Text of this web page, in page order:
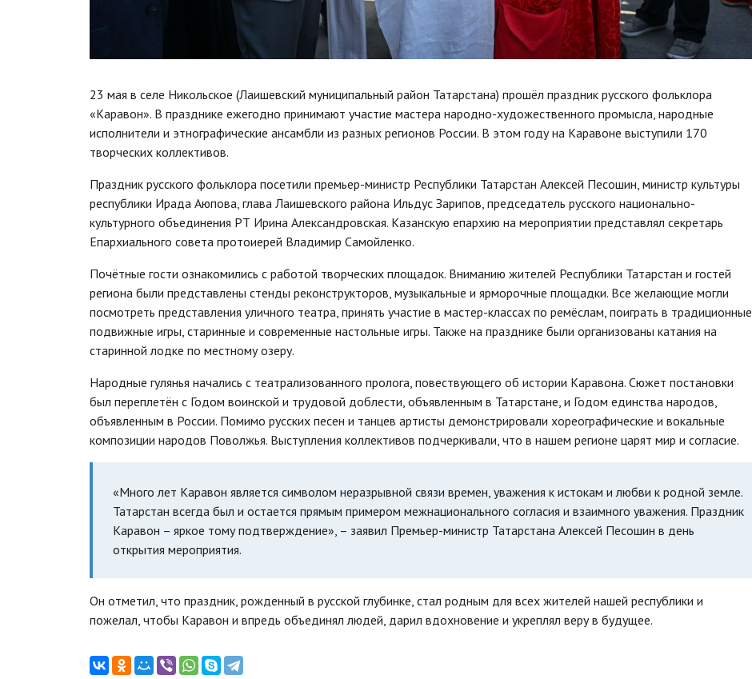
23 мая в селе Никольское (Лаишевский муниципальный район Татарстана) прошёл праздник русского фольклора
«Каравон». В празднике ежегодно принимают участие мастера народно-художественного промысла, народные
исполнители и этнографические ансамбли из разных регионов России. В этом году на Каравоне выступили 170
творческих коллективов.
Праздник русского фольклора посетили премьер-министр Республики Татарстан Алексей Песошин, министр культуры
республики Ирада Аюпова, глава Лаишевского района Ильдус Зарипов, председатель русского национально-
культурного объединения РТ Ирина Александровская. Казанскую епархию на мероприятии представлял секретарь
Епархиального совета протоиерей Владимир Самойленко.
Почётные гости ознакомились с работой творческих площадок. Вниманию жителей Республики Татарстан и гостей
региона были представлены стенды реконструкторов, музыкальные и ярморочные площадки. Все желающие могли
посмотреть представления уличного театра, принять участие в мастер-классах по ремёслам, поиграть в традиционные
подвижные игры, старинные и современные настольные игры. Также на празднике были организованы катания на
старинной лодке по местному озеру.
Народные гулянья начались с театрализованного пролога, повествующего об истории Каравона. Сюжет постановки
был переплетён с Годом воинской и трудовой доблести, объявленным в Татарстане, и Годом единства народов,
объявленным в России. Помимо русских песен и танцев артисты демонстрировали хореографические и вокальные
композиции народов Поволжья. Выступления коллективов подчеркивали, что в нашем регионе царят мир и согласие.
«Много лет Каравон является символом неразрывной связи времен, уважения к истокам и любви к родной земле.
Татарстан всегда был и остается прямым примером межнационального согласия и взаимного уважения. Праздник
Каравон – яркое тому подтверждение», – заявил Премьер-министр Татарстана Алексей Песошин в день
открытия мероприятия.
Он отметил, что праздник, рожденный в русской глубинке, стал родным для всех жителей нашей республики и
пожелал, чтобы Каравон и впредь объединял людей, дарил вдохновение и укреплял веру в будущее.